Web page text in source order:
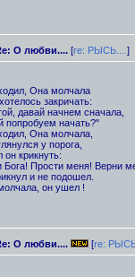
О любви.... [re: РЫСЬ.... ]
Она молчала
закричать:
давай начнем сначала,
попробуем начать?"
Она молчала,
у порога,
он крикнуть:
Бога! Прости меня! Верни
и не подошел.
он ушел !
О любви.... [re: